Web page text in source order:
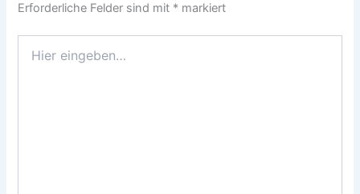
Erforderliche Felder sind mit * markiert
eingeben…